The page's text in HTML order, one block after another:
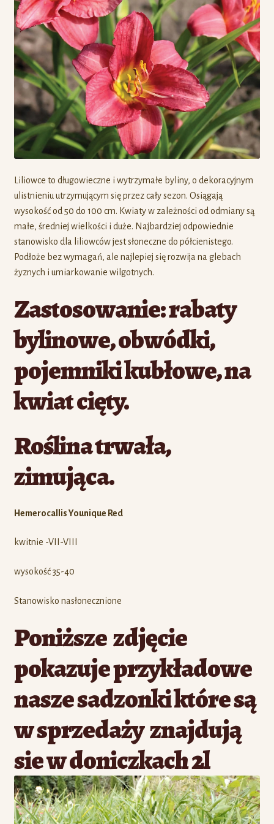
Liliowce to długowieczne i wytrzymałe byliny, o dekoracyjnym
ulistnieniu utrzymującym się przez cały sezon. Osiągają
wysokość od 50 do 100 cm. Kwiaty w zależności od odmiany są
małe, średniej wielkości i duże. Najbardziej odpowiednie
stanowisko dla liliowców jest słoneczne do półcienistego.
Podłoże bez wymagań, ale najlepiej się rozwija na glebach
żyznych i umiarkowanie wilgotnych.
Zastosowanie: rabaty
bylinowe, obwódki,
pojemniki kubłowe, na
kwiat cięty.
Roślina trwała,
zimująca.
Hemerocallis Younique Red
kwitnie -VII-VIII
wysokość 35-40
Stanowisko nasłonecznione
Poniższe zdjęcie
pokazuje przykładowe
nasze sadzonki które są
w sprzedaży znajdują
sie w doniczkach 2l